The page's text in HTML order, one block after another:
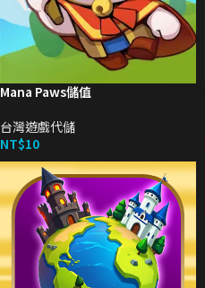
Mana Paws儲值
台灣遊戲代儲
NT$10